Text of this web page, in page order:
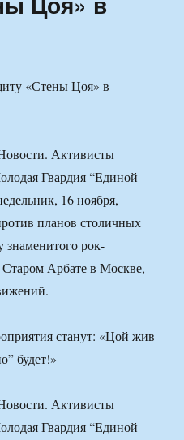
Активисты
Гвардия “Единой
16 ноября,
планов столичных
знаменитого рок-
Арбате в Москве,
станут: «Цой жив
будет!»
Активисты
Гвардия “Единой